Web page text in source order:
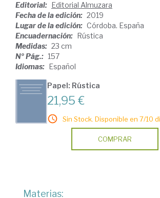
Editorial: Editorial Almuzara
Fecha de la edición: 2019
Lugar de la edición: Córdoba. España
Encuadernación: Rústica
Medidas: 23 cm
Nº Pág.: 157
Idiomas: Español
Papel: Rústica
21,95 €
Sin Stock. Disponible en 7/10
COMPRAR
Materias: